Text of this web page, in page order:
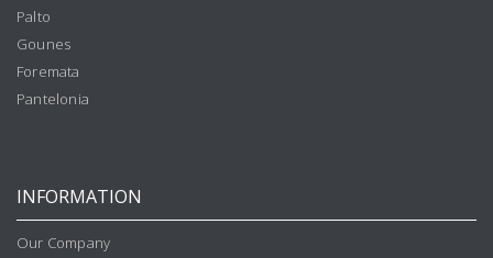
Palto
Gounes
Foremata
Pantelonia
INFORMATION
Our Company